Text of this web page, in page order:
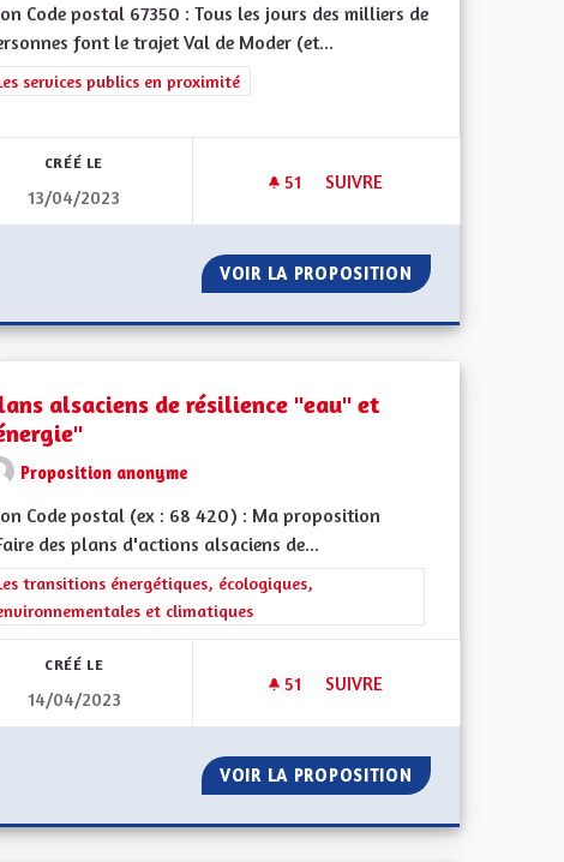
l'implication citoyenne
ALSACIENNE
Code postal 67350 : Tous les jours des milliers de
font le trajet Val de Moder (et...
les résultats de la catégorie : Les services publics en proximité
services publics en proximité
CRÉÉ LE
13/04/2023
51 51 ABONNÉS
SUIVRE
VOIR LA PROPOSITION TRANSPORT :
environnementales et climatiques
LA CAMPAGNE
alsaciens de résilience "eau" et
Proposition anonyme
Code postal (ex : 68 420) : Ma proposition
des plans d'actions alsaciens de...
les résultats de la catégorie : Les transitions énergétiques,
transitions énergétiques, écologiques,
et climatiques
CRÉÉ LE
14/04/2023
51 51 ABONNÉS
SUIVRE
VOIR LA PROPOSITION PLANS